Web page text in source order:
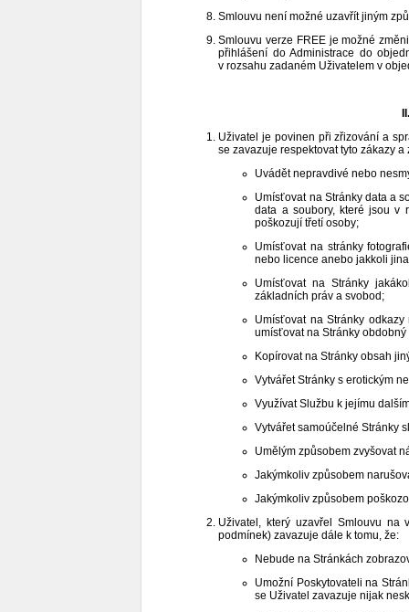
Smlouvu není možné uzavřít jiným
Smlouvu verze FREE je možné
přihlášení do Administrace do
v rozsahu zadaném Uživatelem v
Uživatel je povinen při zřizování a
se zavazuje respektovat tyto zákazy
Uvádět nepravdivé nebo
Umísťovat na Stránky data a
data a soubory, které jsou v
poškozují třetí osoby;
Umísťovat na stránky
nebo licence anebo jakkoli
Umísťovat na Stránky
základních práv a svobod;
Umísťovat na Stránky
umísťovat na Stránky obdobný
Kopírovat na Stránky obsah
Vytvářet Stránky s erotickým
Využívat Službu k jejímu
Vytvářet samoúčelné Stránky
Umělým způsobem zvyšovat
Jakýmkoliv způsobem
Jakýmkoliv způsobem
Uživatel, který uzavřel Smlouvu na
podmínek) zavazuje dále k tomu, že:
Nebude na Stránkách
Umožní Poskytovateli na
se Uživatel zavazuje nijak